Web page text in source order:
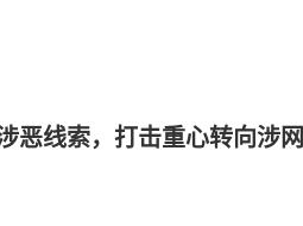
恶线索，打击重心转向涉网